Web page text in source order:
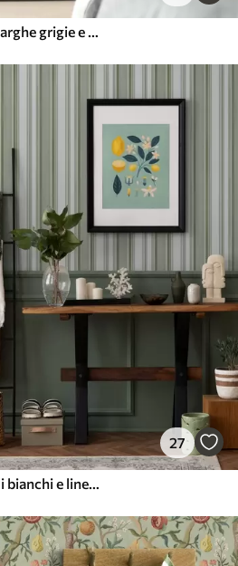
Combinazione di strisce larghe grigie e blu
27
Strisce verdi con intervalli bianchi e linee sottili